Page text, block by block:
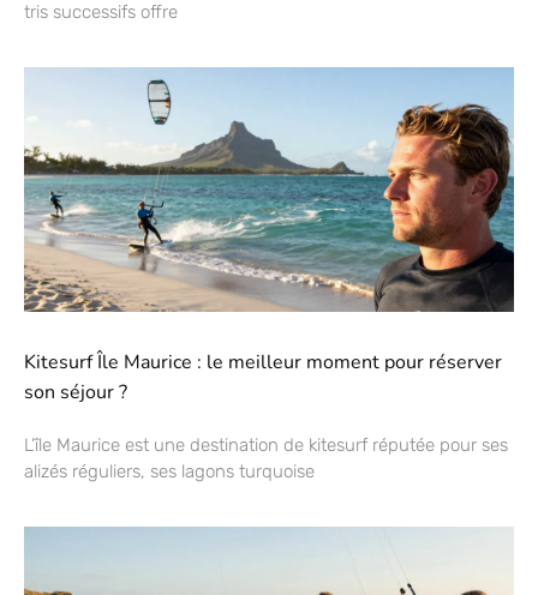
tris successifs offre
Kitesurf Île Maurice : le meilleur moment pour réserver
son séjour ?
L’île Maurice est une destination de kitesurf réputée pour ses
alizés réguliers, ses lagons turquoise